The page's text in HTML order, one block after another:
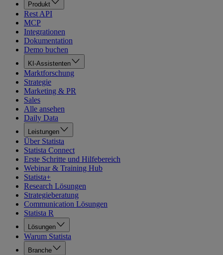
Produkt
Rest API
MCP
Integrationen
Dokumentation
Demo buchen
KI-Assistenten
Marktforschung
Strategie
Marketing & PR
Sales
Alle ansehen
Daily Data
Leistungen
Über Statista
Statista Connect
Erste Schritte und Hilfebereich
Webinar & Training Hub
Statista+
Research Lösungen
Strategieberatung
Communication Lösungen
Statista R
Lösungen
Warum Statista
Branche